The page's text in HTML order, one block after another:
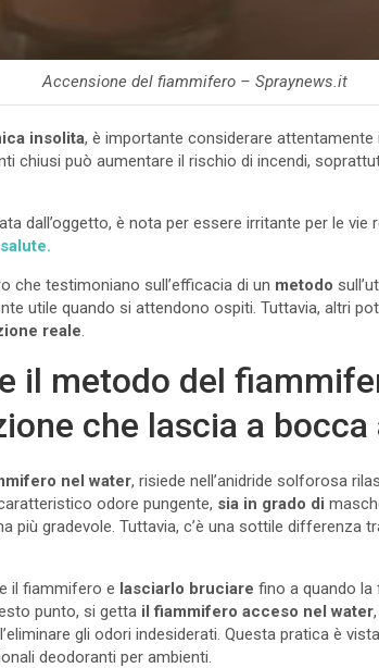
Accensione del fiammifero – Spraynews.it
insolita, è importante considerare attentamente
chiusi può aumentare il rischio di incendi,
dall’oggetto, è nota per essere irritante per le
che testimoniano sull’efficacia di un metodo
utile quando si attendono ospiti. Tuttavia, altri
reale
il metodo del
che lascia a bocca
nel water, risiede nell’anidride solforosa
odore pungente, sia in grado di
più gradevole. Tuttavia, c’è una sottile differenza
il fiammifero e lasciarlo bruciare fino a quando la
punto, si getta il fiammifero acceso nel water
gli odori indesiderati. Questa pratica è
deodoranti per ambienti.